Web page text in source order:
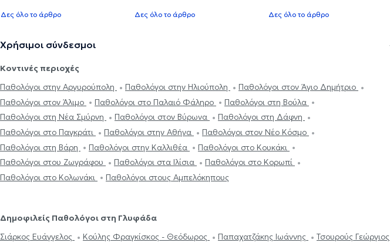
Δες όλο το άρθρο Δες όλο το άρθρο Δες όλο το άρθρο
Χρήσιμοι σύνδεσμοι
Κοντινές περιοχές
Παθολόγοι στην Αργυρούπολη
Παθολόγοι στην Ηλιούπολη
Παθολόγοι στον Άγιο Δημήτριο
Παθολόγοι στον Άλιμο
Παθολόγοι στο Παλαιό Φάληρο
Παθολόγοι στη Βούλα
Παθολόγοι στη Νέα Σμύρνη
Παθολόγοι στον Βύρωνα
Παθολόγοι στη Δάφνη
Παθολόγοι στο Παγκράτι
Παθολόγοι στην Αθήνα
Παθολόγοι στον Νέο Κόσμο
Παθολόγοι στη Βάρη
Παθολόγοι στην Καλλιθέα
Παθολόγοι στο Κουκάκι
Παθολόγοι στου Ζωγράφου
Παθολόγοι στα Ιλίσια
Παθολόγοι στο Κορωπί
Παθολόγοι στο Κολωνάκι
Παθολόγοι στους Αμπελόκηπους
Δημοφιλείς Παθολόγοι στη Γλυφάδα
Σιάρκος Ευάγγελος
Κούλης Φραγκίσκος - Θεόδωρος Παπαχατζάκης Ιωάννης
Τσουρούς Γεώργιος